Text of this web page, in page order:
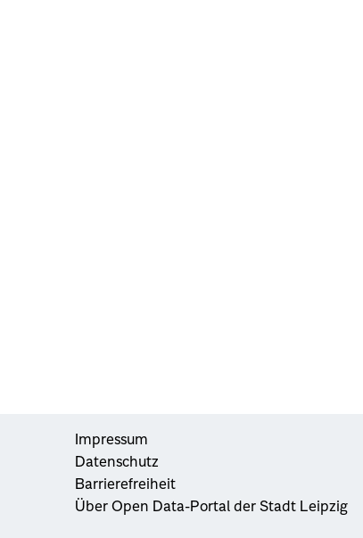
Impressum
Datenschutz
Barrierefreiheit
Über Open Data-Portal der Stadt Leipzig